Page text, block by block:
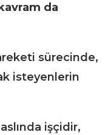
da
sürecinde,
isteyenlerin
işçidir,